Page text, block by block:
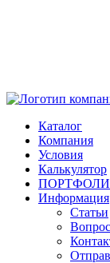
Каталог
Компания
Условия
Калькулятор
Информация
Статьи